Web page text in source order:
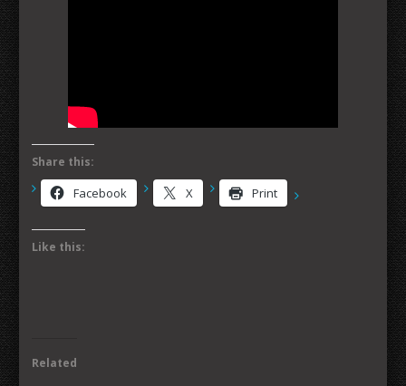
Share this:
Facebook X Print
Like this:
Related